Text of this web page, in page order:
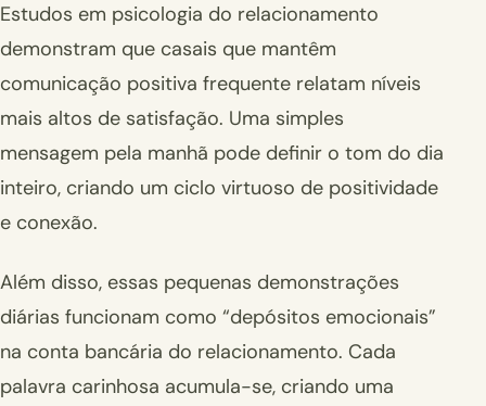
Estudos em psicologia do relacionamento
demonstram que casais que mantêm
comunicação positiva frequente relatam níveis
mais altos de satisfação. Uma simples
mensagem pela manhã pode definir o tom do dia
inteiro, criando um ciclo virtuoso de positividade
e conexão.
Além disso, essas pequenas demonstrações
diárias funcionam como “depósitos emocionais”
na conta bancária do relacionamento. Cada
palavra carinhosa acumula-se, criando uma